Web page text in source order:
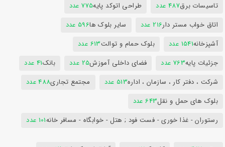
تاسیسات برق487 عدد طراحی اتوکد پایه775 عدد
اتاق خواب مستر دار216 عدد سایر بلوک ها596 عدد
آشپزخانه1541 عدد بلوک حمام و توالت613 عدد
جزئیات پایه763 عدد فضای داخلی آموزش25 عدد بانک41 عدد
شرکت ، دفتر کار ، سازمان ، اداره513 عدد مجتمع تجاری488 عدد
بلوک های حمل و نقل643 عدد
رستوران - غذا خوری - فست فود ; هتل - خوابگاه - مسافر خانه101 عدد